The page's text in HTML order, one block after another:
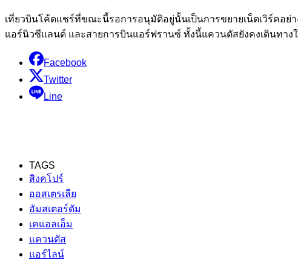
เที่ยวบินโค้ดแชร์ที่ขณะนี้รอการอนุมัติอยู่นั้นเป็นการขยายเน็ตเวิร์คอ
แอร์นิวซีแลนด์ และสายการบินแอร์ฟรานซ์ ทั้งนี้แควนตัสยังคงเดินทาง
Facebook
Twitter
Line
TAGS
สิงคโปร์
ออสเตรเลีย
อัมสเตอร์ดัม
เคแอลเอ็ม
แควนตัส
แอร์ไลน์